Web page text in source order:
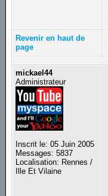
Revenir en haut de
page
mickael44
Administrateur
Inscrit le: 05 Juin 2005
Messages: 5837
Localisation: Rennes /
Ille Et Vilaine